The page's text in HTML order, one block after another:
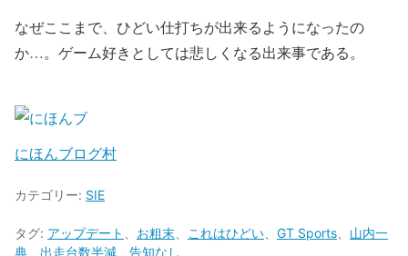
なぜここまで、ひどい仕打ちが出来るようになったの
か…。ゲーム好きとしては悲しくなる出来事である。
にほんブログ村
カテゴリー: SIE
タグ: アップデート お粗末 これはひどい GT Sports
山内一
典
出走台数半減 告知なし